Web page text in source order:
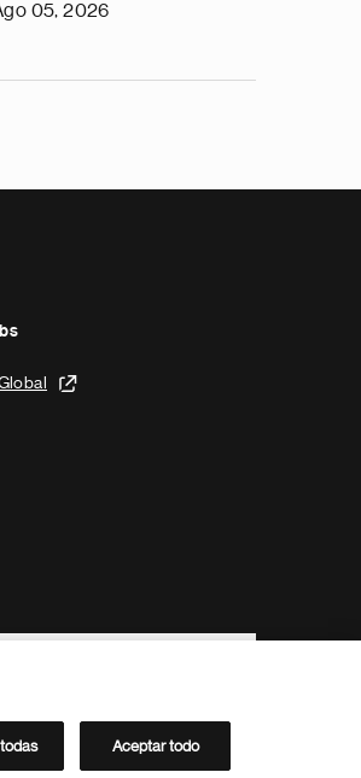
05, 2026
Directorio de Novartis
Aceptar todo